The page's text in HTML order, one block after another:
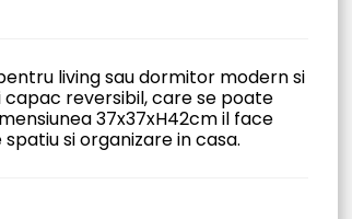
living sau dormitor modern si
reversibil, care se poate
37x37xH42cm il face
si organizare in casa.